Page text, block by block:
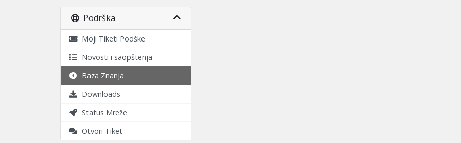
Podrška
Moji Tiketi Podške
Novosti i saopštenja
Baza Znanja
Downloads
Status Mreže
Otvori Tiket